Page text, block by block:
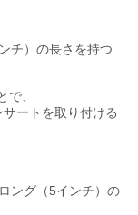
チ）の長さを持つ
、
ートを取り付ける
ング（5インチ）の